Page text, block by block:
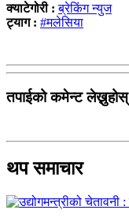
क्याटेगोरी :ब्रेकिंग न्युज
ट्याग : #मलेसिया
तपाईको कमेन्ट लेख्नुहोस्
थप समाचार